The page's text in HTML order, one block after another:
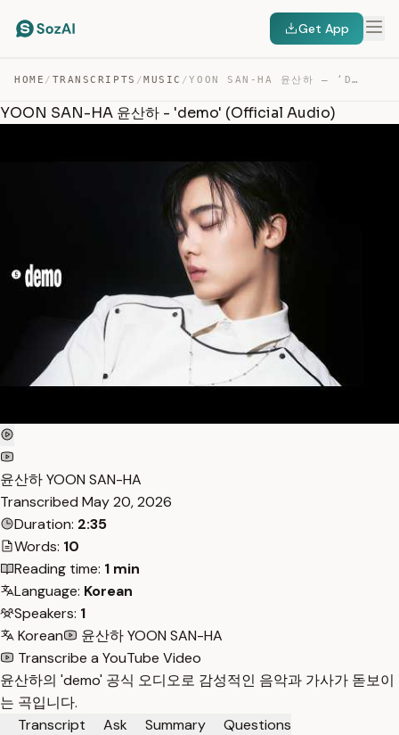
Get App
HOME / TRANSCRIPTS /MUSIC / YOON SAN-HA 윤산하 – ‘DEMO’ — TRANSCRIPT
YOON SAN-HA 윤산하 - 'demo' (Official Audio)
윤산하 YOON SAN-HA
Transcribed May 20, 2026
Duration: 2:35
Words: 10
Reading time: 1 min
Language: Korean
Speakers: 1
Korean
윤산하 YOON SAN-HA
Transcribe a YouTube Video
윤산하의 'demo' 공식 오디오로 감성적인 음악과 가사가 돋보이
는 곡입니다.
Transcript
Ask Summary
Questions